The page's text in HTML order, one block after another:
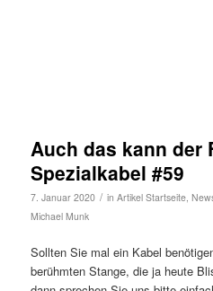
Auch das kann der
Spezialkabel #59
7. Januar 2020 / in Artikel Startseite,
Michael Munk
Sollten Sie mal ein Kabel
berühmten Stange, die ja heute